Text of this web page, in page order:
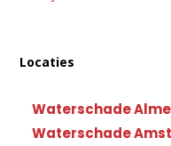
Locaties
Waterschade
Waterschade